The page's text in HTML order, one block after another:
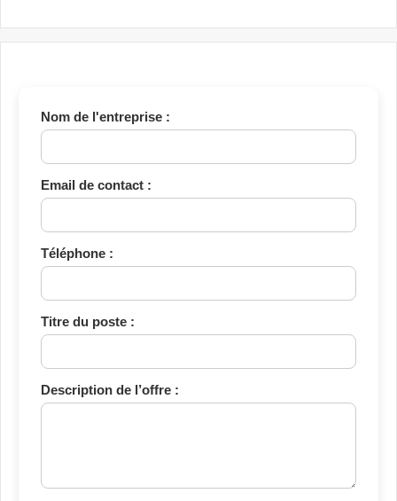
Nom de l'entreprise :
Email de contact :
Téléphone :
Titre du poste :
Description de l’offre :